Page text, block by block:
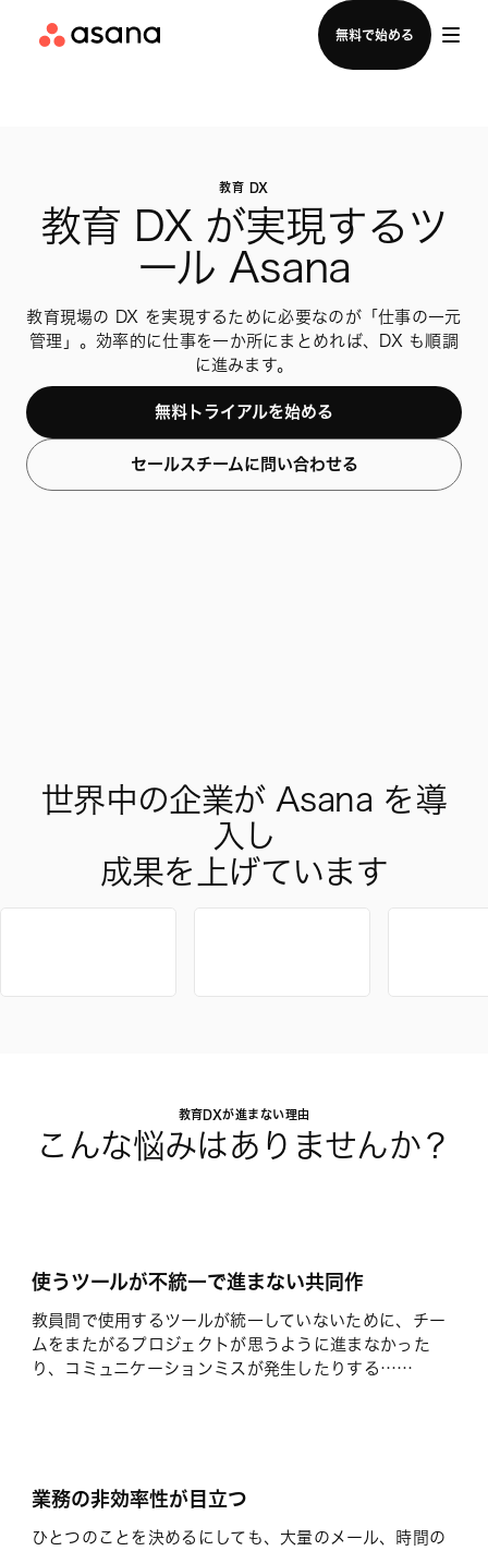
無料で始める
セールスチームに問い合わせる
教育 DX
教育 DX が実現するツ
ール Asana
教育現場の DX を実現するために必要なのが「仕事の一元
管理」。効率的に仕事を一か所にまとめれば、DX も順調
に進みます。
無料トライアルを始める
セールスチームに問い合わせる
世界中の企業が Asana を導
入し
教育DXが進まない理由
こんな悩みはありませんか？
使うツールが不統一で進まない共同作
教員間で使用するツールが統一していないために、チー
ムをまたがるプロジェクトが思うように進まなかった
り、コミュニケーションミスが発生したりする……
業務の非効率性が目立つ
ひとつのことを決めるにしても、大量のメール、時間の